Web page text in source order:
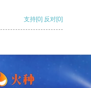
支持[0] 反对[0]